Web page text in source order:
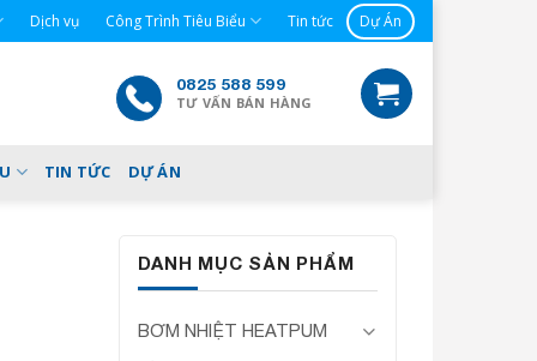
Dịch vụ Công Trình Tiêu Biểu Tin tức Dự Án
0825 588 599
TƯ VẤN BÁN HÀNG
TIN TỨC DỰ ÁN
DANH MỤC SẢN PHẨM
BƠM NHIỆT HEATPUM